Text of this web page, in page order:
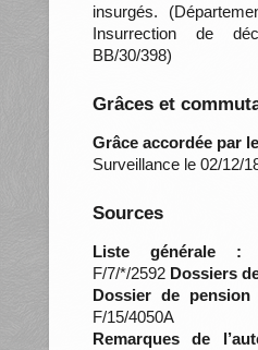
insurgés.
Insurrection de
BB/30/398)
Grâces et
Grâce accordée par
Surveillance le 02/12/
Sources
Liste générale :
F/7/*/2592 Dossiers
Dossier de pension:
F/15/4050A
Remarques de